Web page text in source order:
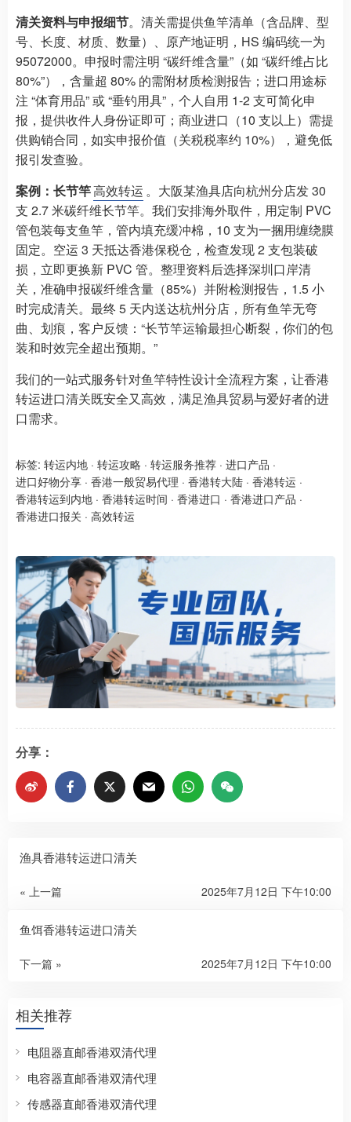
清关资料与申报细节。清关需提供鱼竿清单（含品牌、型
号、长度、材质、数量）、原产地证明，HS 编码统一为
95072000。申报时需注明 “碳纤维含量”（如 “碳纤维占比
80%”），含量超 80% 的需附材质检测报告；进口用途标
注 “体育用品” 或 “垂钓用具”，个人自用 1-2 支可简化申
报，提供收件人身份证即可；商业进口（10 支以上）需提
供购销合同，如实申报价值（关税税率约 10%），避免低
报引发查验。​
案例：长节竿高效转运 。大阪某渔具店向杭州分店发 30
支 2.7 米碳纤维长节竿。我们安排海外取件，用定制 PVC
管包装每支鱼竿，管内填充缓冲棉，10 支为一捆用缠绕膜
固定。空运 3 天抵达香港保税仓，检查发现 2 支包装破
损，立即更换新 PVC 管。整理资料后选择深圳口岸清
关，准确申报碳纤维含量（85%）并附检测报告，1.5 小
时完成清关。最终 5 天内送达杭州分店，所有鱼竿无弯
曲、划痕，客户反馈：“长节竿运输最担心断裂，你们的包
装和时效完全超出预期。”​
我们的一站式服务针对鱼竿特性设计全流程方案，让香港
转运进口清关既安全又高效，满足渔具贸易与爱好者的进
口需求。
标签: 转运内地 · 转运攻略 · 转运服务推荐 · 进口产品 ·
进口好物分享 · 香港一般贸易代理 · 香港转大陆 · 香港转运 ·
香港转运到内地 · 香港转运时间 · 香港进口 · 香港进口产品 ·
香港进口报关 · 高效转运
分享：
渔具香港转运进口清关
« 上一篇 2025年7月12日 下午10:00
鱼饵香港转运进口清关
下一篇 » 2025年7月12日 下午10:00
相关推荐
电阻器直邮香港双清代理
电容器直邮香港双清代理
传感器直邮香港双清代理